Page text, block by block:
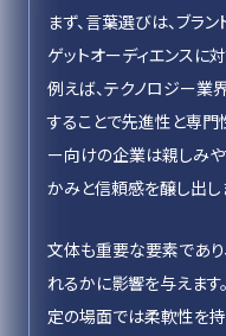
まず、言葉選びは、ブラ
ゲットオーディエンスに
例えば、テクノロジー業
することで先進性と専門
ー向けの企業は親しみ
かみと信頼感を醸し出し
文体も重要な要素であり
れるかに影響を与えます
定の場面では柔軟性を